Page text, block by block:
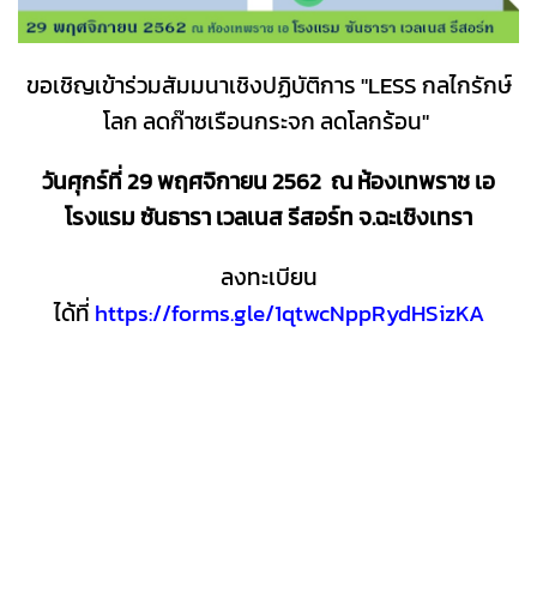
ขอเชิญเข้าร่วมสัมมนาเชิงปฏิบัติการ "LESS กลไกรักษ์
โลก ลดก๊าซเรือนกระจก ลดโลกร้อน"
วันศุกร์ที่ 29 พฤศจิกายน 2562 ณ ห้องเทพราช เอ
โรงแรม ซันธารา เวลเนส รีสอร์ท จ.ฉะเชิงเทรา
ลงทะเบียน
ได้ที่ https://forms.gle/1qtwcNppRydHSizKA